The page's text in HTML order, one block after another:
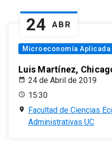
24 ABR
Microeconomía Aplicada
Luis Martínez,
24 de Abril de 2019
15:30
Facultad de Ciencias
Administrativas UC